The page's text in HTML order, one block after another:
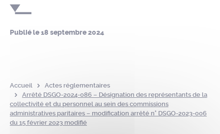
Publié le18 septembre 2024
Accueil
Actes réglementaires
Arrêté DSGO-2024-086 – Désignation des représentants de la
collectivité et du personnel au sein des commissions
administratives paritaires – modification arrêté n° DSGO-2023-006
du 15 février 2023 modifié